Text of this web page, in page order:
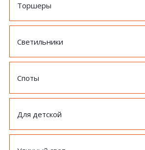
Торшеры
Светильники
Споты
Для детской